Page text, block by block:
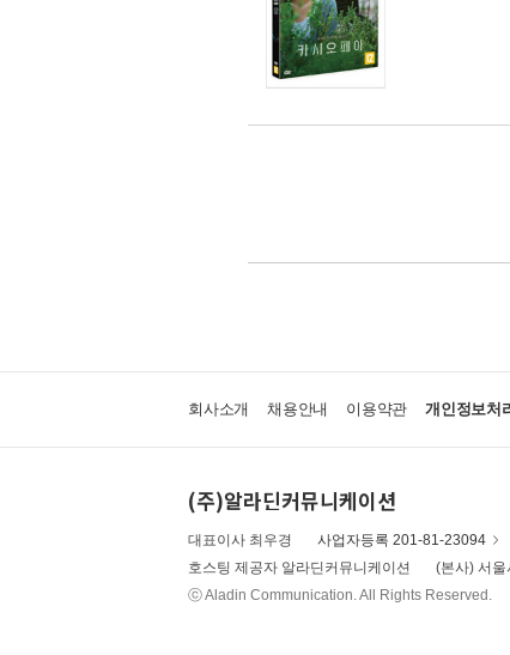
회사소개 채용안내 이용약관 개인정보처
(주)알라딘커뮤니케이션
대표이사 최우경 사업자등록 201-81-23094
호스팅 제공자 알라딘커뮤니케이션
(본사) 서
ⓒ Aladin Communication. All Rights Reserved.